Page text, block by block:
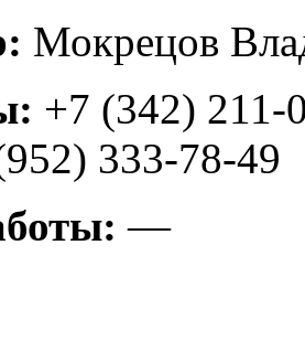
Мокрецов
+7 (342) 211-
333-78-49
—